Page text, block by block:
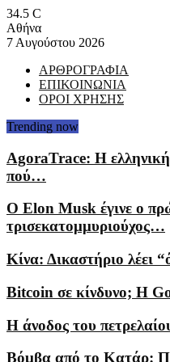
34.5 C
Αθήνα
7 Αυγούστου 2026
ΑΡΘΡΟΓΡΑΦΙΑ
ΕΠΙΚΟΙΝΩΝΙΑ
ΟΡΟΙ ΧΡΗΣΗΣ
Trending now
AgoraTrace: Η
πού…
Ο Elon Musk έγινε ο
τρισεκατομμυριούχος…
Κίνα: Δικαστήριο λέει
Bitcoin σε κίνδυνο; Η
Η άνοδος του
Βόμβα από το Κατάρ: